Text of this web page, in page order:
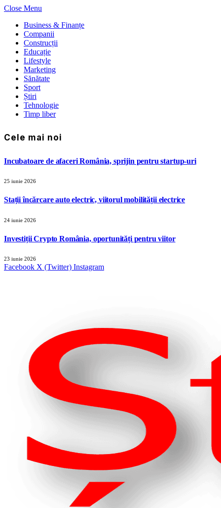
Close Menu
Business & Finanțe
Companii
Construcții
Educație
Lifestyle
Marketing
Sănătate
Sport
Știri
Tehnologie
Timp liber
Cele mai noi
Incubatoare de afaceri România, sprijin pentru startup-uri
25 iunie 2026
Stații încărcare auto electric, viitorul mobilității electrice
24 iunie 2026
Investiții Crypto România, oportunități pentru viitor
23 iunie 2026
Facebook X (Twitter) Instagram